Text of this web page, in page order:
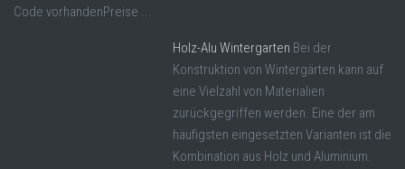
Code vorhandenPreise ...
Holz-Alu Wintergarten Bei der
Konstruktion von Wintergärten kann auf
eine Vielzahl von Materialien
zurückgegriffen werden. Eine der am
häufigsten eingesetzten Varianten ist die
Kombination aus Holz und Aluminium.